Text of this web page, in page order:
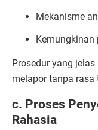
Mekanisme
Kemungkinan
Prosedur yang
melapor tanpa rasa
c. Proses
Rahasia